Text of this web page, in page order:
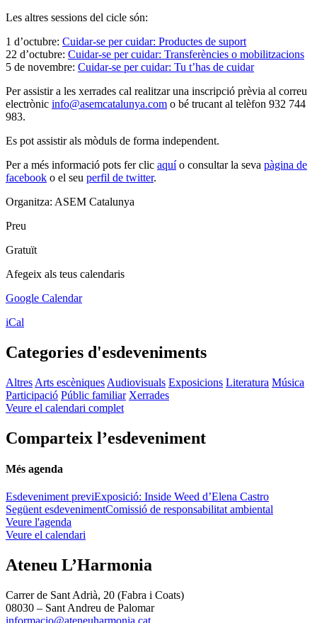
Les altres sessions del cicle són:
1 d’octubre: Cuidar-se per cuidar: Productes de suport
22 d’octubre: Cuidar-se per cuidar: Transferències o mobilitzacions
5 de novembre: Cuidar-se per cuidar: Tu t’has de cuidar
Per assistir a les xerrades cal realitzar una inscripció prèvia al correu
electrònic info@asemcatalunya.com o bé trucant al telèfon 932 744
983.
Es pot assistir als mòduls de forma independent.
Per a més informació pots fer clic aquío consultar la seva pàgina de
facebook o el seu perfil de twitter.
Organitza: ASEM Catalunya
Preu
Gratuït
Afegeix als teus calendaris
Google Calendar
iCal
Categories d'esdeveniments
Altres Arts escèniques Audiovisuals Exposicions Literatura Música
Participació Públic familiar Xerrades
Veure el calendari complet
Comparteix l’esdeveniment
Més agenda
Esdeveniment previExposició: Inside Weed d’Elena Castro
Següent esdevenimentComissió de responsabilitat ambiental
Veure l'agenda
Veure el calendari
Ateneu L’Harmonia
Carrer de Sant Adrià, 20 (Fabra i Coats)
08030 – Sant Andreu de Palomar
informacio@ateneuharmonia.cat